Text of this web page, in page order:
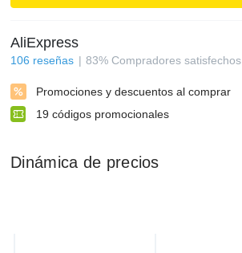
AliExpress
106 reseñas 83% Compradores satisfechos
Promociones y descuentos al comprar
19 códigos promocionales
Dinámica de precios